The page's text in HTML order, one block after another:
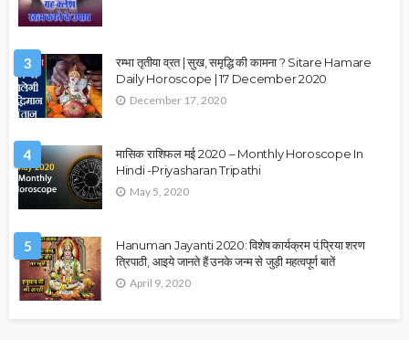
3
रम्भा तृतीया व्रत | सुख, समृद्धि की कामना ? Sitare Hamare
Daily Horoscope | 17 December 2020
December 17, 2020
4
मासिक राशिफल मई 2020 – Monthly Horoscope In
Hindi -Priyasharan Tripathi
May 5, 2020
5
Hanuman Jayanti 2020: विशेष कार्यक्रम पं.प्रिया शरण
त्रिपाठी, आइये जानते हैं उनके जन्म से जुड़ी महत्वपूर्ण बातें
April 9, 2020